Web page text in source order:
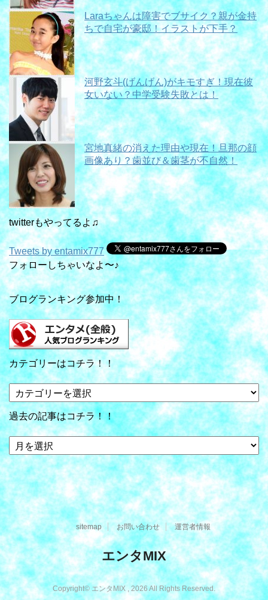
Laraちゃんは障害でブサイク？親が金持
ちで自宅が豪邸！イラストが下手？
河野玄斗(げんげん)がキモすぎ！現在彼
女いない？中学受験失敗とは！
宮地真緒の消えた理由や現在！旦那の顔
画像あり？歯並び＆歯茎が不自然！
twitterもやってるよ♫
Tweets by entamix777
フォローしちゃいなよ〜♪
ブログランキング参加中！
カテゴリーはコチラ！！
テ
ゴ
リ
ー
は
コ
チ
ラ！！
過去の記事はコチラ！！
過
去
の
記
事
は
コ
チ
ラ！！
sitemap お問い合わせ 運営者情報
エンタMIX
Copyright© エンタMIX , 2026 All Rights Reserved.